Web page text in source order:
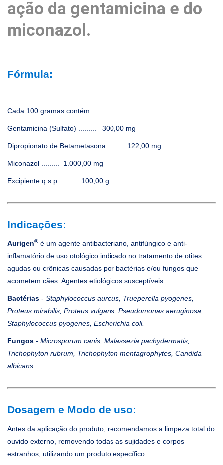
ação da gentamicina e do
miconazol.
Fórmula:
Cada 100 gramas contém:
Gentamicina (Sulfato) ......... 300,00 mg
Dipropionato de Betametasona ......... 122,00 mg
Miconazol ......... 1.000,00 mg
Excipiente q.s.p. ......... 100,00 g
Indicações:
Aurigen® é um agente antibacteriano, antifúngico e anti-
inflamatório de uso otológico indicado no tratamento de otites
agudas ou crônicas causadas por bactérias e/ou fungos que
acometem cães. Agentes etiológicos susceptíveis:
Bactérias - Staphylococcus aureus, Trueperella pyogenes,
Proteus mirabilis, Proteus vulgaris, Pseudomonas aeruginosa,
Staphylococcus pyogenes, Escherichia coli.
Fungos - Microsporum canis, Malassezia pachydermatis,
Trichophyton rubrum, Trichophyton mentagrophytes, Candida
albicans.
Dosagem e Modo de uso:
Antes da aplicação do produto, recomendamos a limpeza total do
ouvido externo, removendo todas as sujidades e corpos
estranhos, utilizando um produto específico.